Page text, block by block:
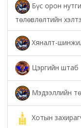
Бүс орон
төлөвлөлтийн
Хяналт-
Цэргийн штаб
Мэдээллийн
Хотын